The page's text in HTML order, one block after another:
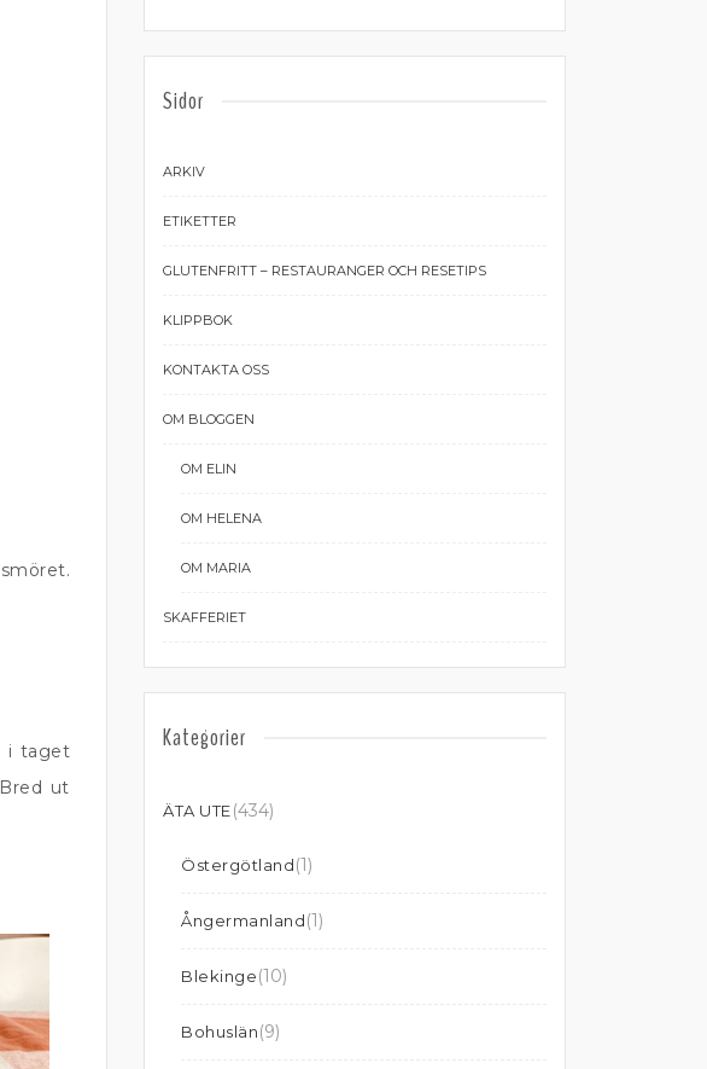
i taget
ut
Sidor
ARKIV
ETIKETTER
GLUTENFRITT – RESTAURANGER OCH RESETIPS
KLIPPBOK
KONTAKTA OSS
OM BLOGGEN
OM ELIN
OM HELENA
OM MARIA
SKAFFERIET
Kategorier
ÄTA UTE(434)
Östergötland(1)
Ångermanland(1)
Blekinge(10)
Bohuslän(9)